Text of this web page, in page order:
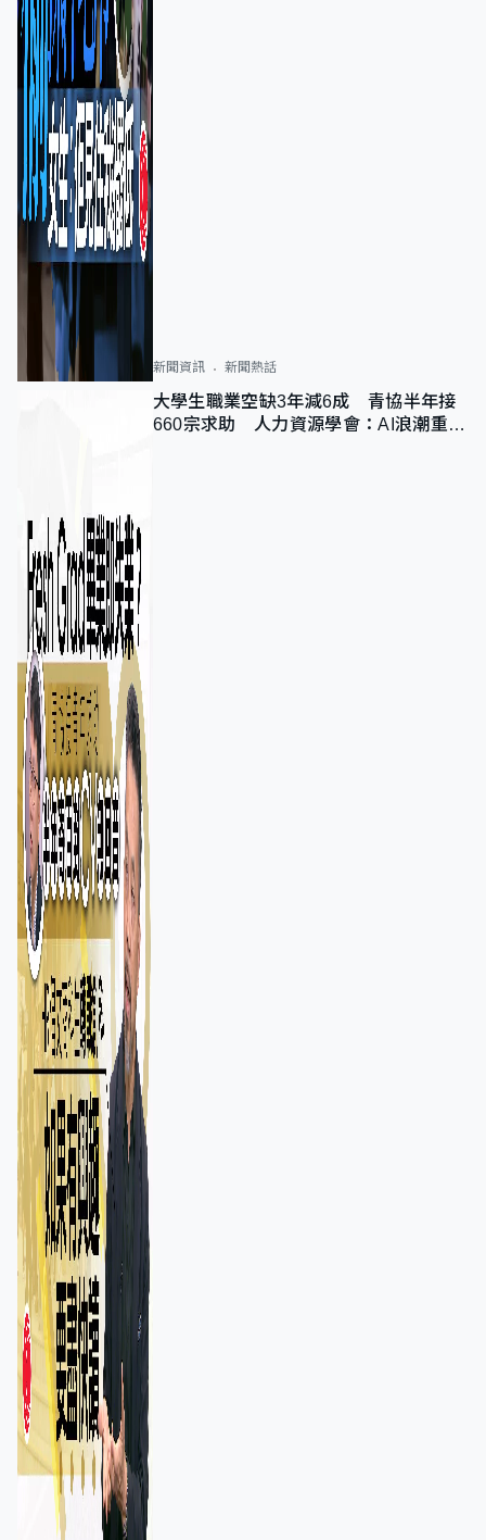
新聞資訊 新聞熱話
大學生職業空缺3年減6成 青協半年接
660宗求助 人力資源學會：AI浪潮重整